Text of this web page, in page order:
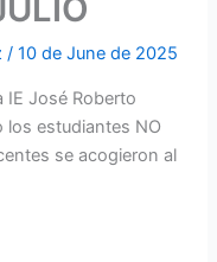
/10 de June de 2025
IE José Roberto
los estudiantes NO
se acogieron al